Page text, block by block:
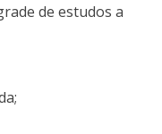
de estudos a